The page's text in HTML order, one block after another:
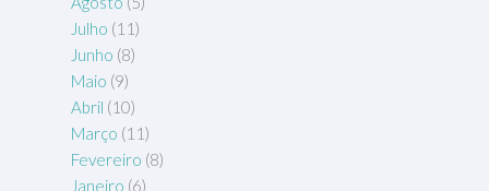
Julho (11)
Junho (8)
Maio (9)
Abril (10)
Março (11)
Fevereiro (8)
Janeiro (6)